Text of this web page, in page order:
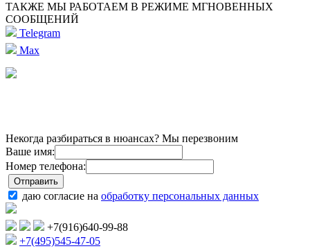
ТАКЖЕ МЫ РАБОТАЕМ В РЕЖИМЕ МГНОВЕННЫХ
СООБЩЕНИЙ
Telegram
Max
Некогда разбираться в нюансах? Мы перезвоним
Ваше имя:
Номер телефона:
даю согласие на обработку персональных данных
+7(916)640-99-88
+7(495)545-47-05